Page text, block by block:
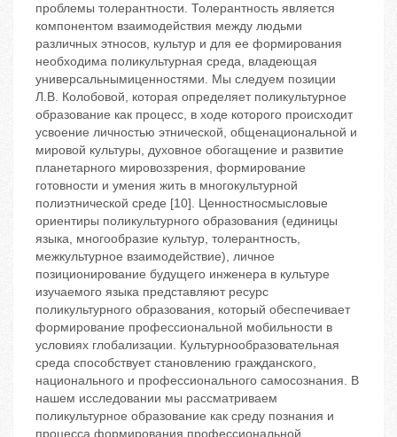
проблемы толерантности. Толерантность является
компонентом взаимодействия между людьми
различных этносов, культур и для ее формирования
необходима поликультурная среда, владеющая
универсальнымиценностями. Мы следуем позиции
Л.В. Колобовой, которая определяет поликультурное
образование как процесс, в ходе которого происходит
усвоение личностью этнической, общенациональной и
мировой культуры, духовное обогащение и развитие
планетарного мировоззрения, формирование
готовности и умения жить в многокультурной
полиэтнической среде [10]. Ценностносмысловые
ориентиры поликультурного образования (единицы
языка, многообразие культур, толерантность,
межкультурное взаимодействие), личное
позиционирование будущего инженера в культуре
изучаемого языка представляют ресурс
поликультурного образования, который обеспечивает
формирование профессиональной мобильности в
условиях глобализации. Культурнообразовательная
среда способствует становлению гражданского,
национального и профессионального самосознания. В
нашем исследовании мы рассматриваем
поликультурное образование как среду познания и
процесса формирования профессиональной